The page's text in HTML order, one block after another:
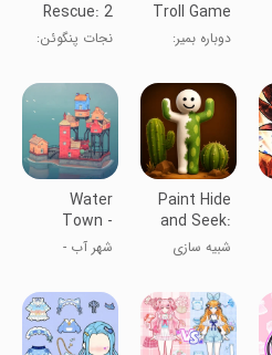
Troll Game
Ever
دوباره بمیر:
Rescue: 2
Player Co-
نجات پنگوئن:
Paint Hide
and Seek:
Online
شبیه سازی
Water
Town -
Townscaper
شهر آب -